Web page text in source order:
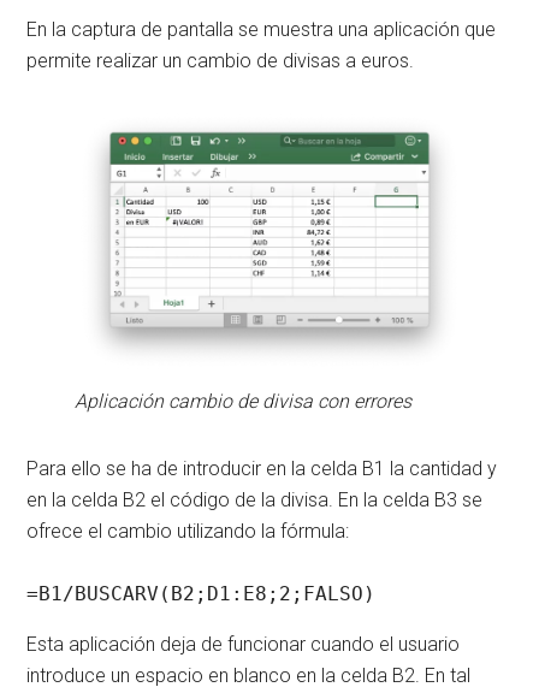
En la captura de pantalla se muestra una aplicación que
permite realizar un cambio de divisas a euros.
Aplicación cambio de divisa con errores
Para ello se ha de introducir en la celda B1 la cantidad y
en la celda B2 el código de la divisa. En la celda B3 se
ofrece el cambio utilizando la fórmula:
=B1/BUSCARV(B2;D1:E8;2;FALSO)
Esta aplicación deja de funcionar cuando el usuario
introduce un espacio en blanco en la celda B2. En tal